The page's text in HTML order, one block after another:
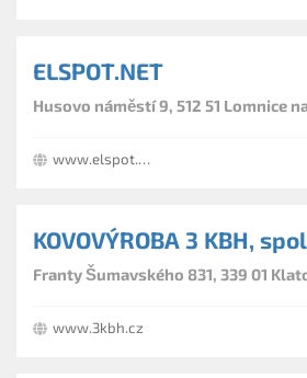
ELSPOT.NET
Husovo náměstí 9, 512 51 Lomnice
www.elspot.net
KOVOVÝROBA 3 KBH,
Franty Šumavského 831, 339 01
www.3kbh.cz